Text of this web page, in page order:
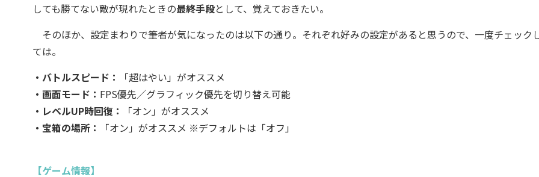
しても勝てない敵が現れたときの最終手段として、覚えておきたい。
そのほか、設定まわりで筆者が気になったのは以下の通り。それぞれ好みの設定があると思うので、一度チェック
ては。
・バトルスピード：
「超はやい」がオススメ
・画面モード： FPS優先／グラフィック優先を切り替え可能
・レベルUP時回復：
「オン」がオススメ
・宝箱の場所：
「オン」がオススメ ※デフォルトは「オフ」
【ゲーム情報】